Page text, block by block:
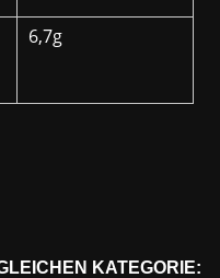
6,7g
KATEGORIE: